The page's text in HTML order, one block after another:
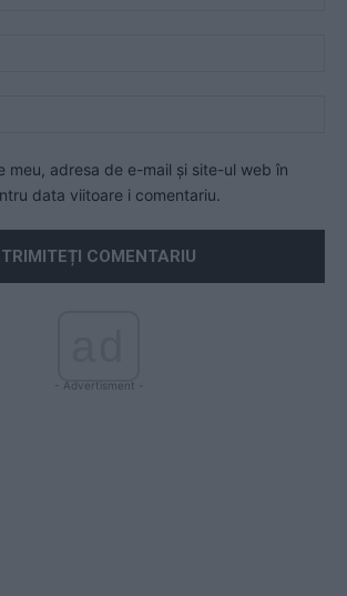
meu, adresa de e-mail și site-ul web în
data viitoare i comentariu.
- Advertisment -